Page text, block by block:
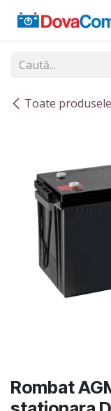
Toate produsele
Rombat